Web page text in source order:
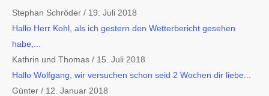
Stephan Schröder / 19. Juli 2018
Hallo Herr Kohl, als ich gestern den Wetterbericht gesehen
habe,...
Kathrin und Thomas / 15. Juli 2018
Hallo Wolfgang, wir versuchen schon seid 2 Wochen dir liebe...
Günter / 12. Januar 2018